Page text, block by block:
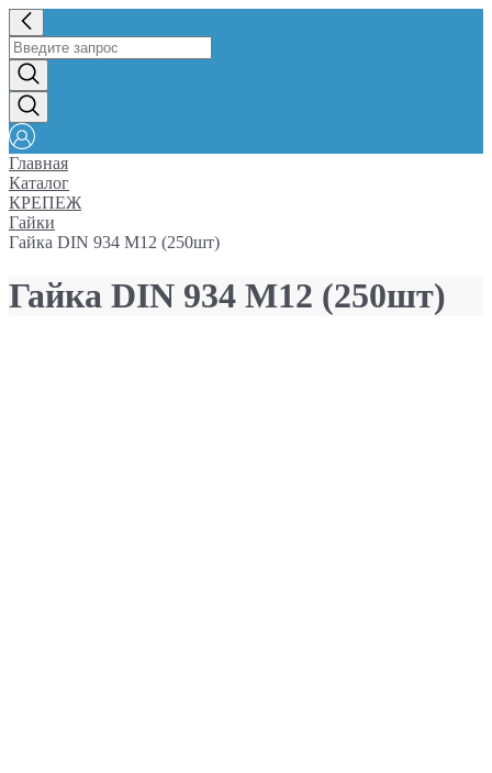
Главная
Каталог
КРЕПЕЖ
Гайки
Гайка DIN 934 М12 (250шт)
Гайка DIN 934 М12 (250шт)